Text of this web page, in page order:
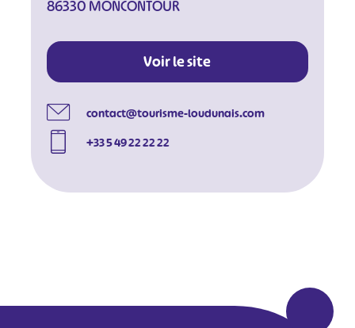
86330 MONCONTOUR
Voir le site
contact@tourisme-loudunais.com
+33 5 49 22 22 22